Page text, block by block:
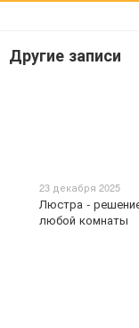
Другие записи
23 декабря 2025
Люстра -
любой комнаты